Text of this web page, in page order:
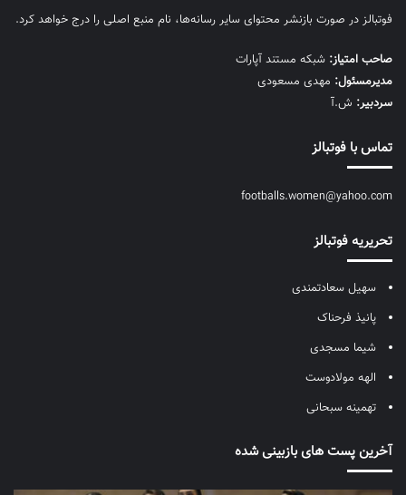
فوتبالز در صورت بازنشر محتوای سایر رسانه‌ها، نام منبع اصلی را درج خواهد کرد.
صاحب امتیاز: شبکه مستند آپارات
مديرمسئول: مهدی مسعودی
سردبیر: ش.آ
تماس با فوتبالز
footballs.women@yahoo.com
تحریریه فوتبالز
سهیل سعادتمندی
پانیذ فرحناک
شیما مسجدی
الهه مولادوست
تهمینه سبحانی
آخرین پست های بازبینی شده